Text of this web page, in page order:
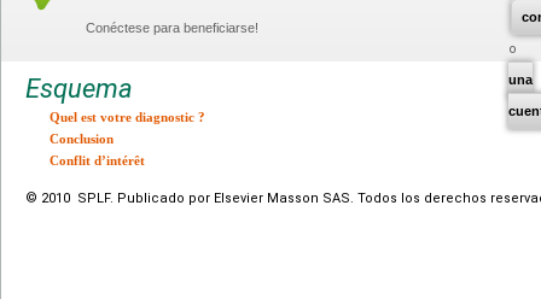
una
Conéctese para beneficiarse!
Esquema
Quel est votre diagnostic ?
Conclusion
Conflit d’intérêt
© 2010 SPLF. Publicado por Elsevier Masson SAS. Todos los derechos